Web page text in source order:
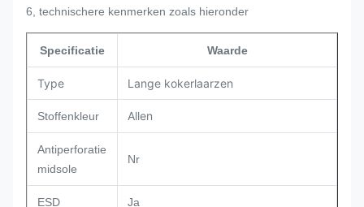
6, technischere kenmerken zoals hieronder
Specificatie Waarde
Type Lange kokerlaarzen
Stoffenkleur Allen
Antiperforatie
midsole
Nr
ESD Ja